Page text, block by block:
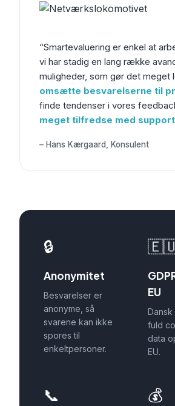
“Smartevaluering er enkel at
vi har stadig en lang række
muligheder, som gør det meget
omsætte besvarelserne til
finde tendenser i vores
meget tilfredse med
– Hans Kærgaard, Konsulent
🔒
Anonymitet
Besvarelser er
anonyme, så
svarene kan ikke
spores til
enkeltpersoner.
EU
Dansk
fuld
data
EU.
📞 💰